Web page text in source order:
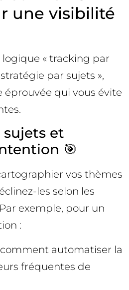
une visibilité
logique « tracking par
par sujets »,
qui vous évite
sujets et
🎯
vos thèmes
les selon les
exemple, pour un
:
comment automatiser la
fréquentes de